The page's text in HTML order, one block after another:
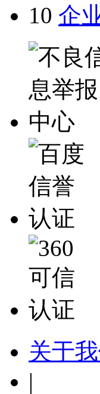
10 企
关于
|